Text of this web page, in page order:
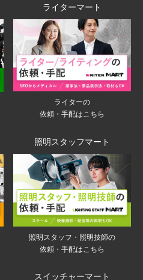
ライターマート
ライターの
依頼・手配はこちら
照明スタッフマート
照明スタッフ・照明技師の
依頼・手配はこちら
スイッチャーマート